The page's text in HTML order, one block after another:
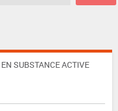
SUBSTANCE ACTIVE